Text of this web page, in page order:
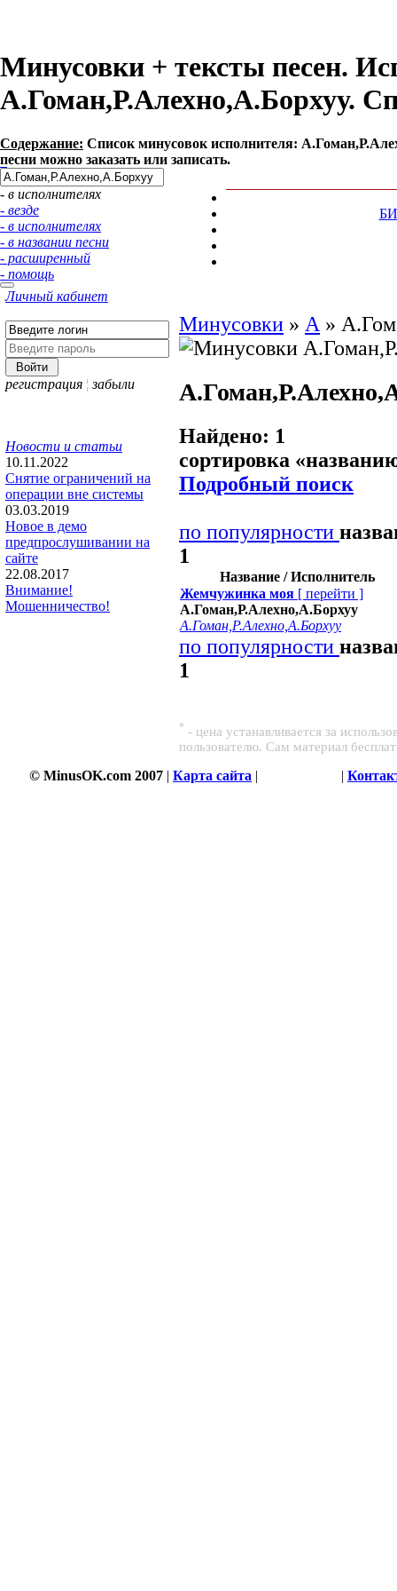
Минусовки + тексты песен.
А.Гоман,Р.Алехно,А.Борхуу.
Содержание: Список минусовок исполнителя:
песни можно заказать или записать.
- в исполнителях
- везде
- в исполнителях
- в названии песни
- расширенный
- помощь
Личный кабинет
регистрация ¦ забыли
Новости и статьи
10.11.2022
Снятие ограничений на
операции вне системы
03.03.2019
Новое в демо
предпрослушивании на
сайте
22.08.2017
Внимание!
Мошенничество!
Минусовки » А »
Найдено: 1
сортировка «
Подробный поиск
по популярности
1
Название / Исполнитель
Жемчужинка моя [ перейти ]
А.Гоман,Р.Алехно,А.Борхуу
А.Гоман,Р.Алехно,А.Борхуу
по популярности
1
* - цена устанавливается за
пользователю. Сам материал
© MinusOK.com 2007 | Карта сайта | |